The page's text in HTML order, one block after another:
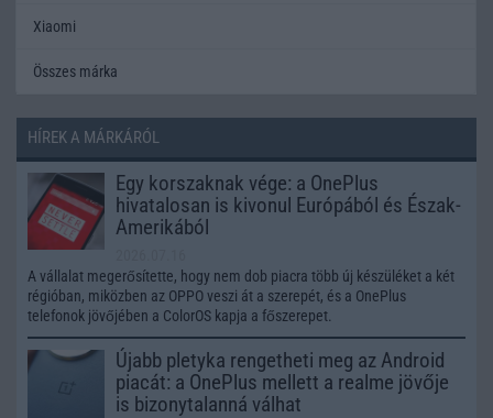
Xiaomi
Összes márka
HÍREK A MÁRKÁRÓL
Egy korszaknak vége: a OnePlus
hivatalosan is kivonul Európából és Észak-
Amerikából
A vállalat megerősítette, hogy nem dob piacra több új készüléket a két
régióban, miközben az OPPO veszi át a szerepét, és a OnePlus
telefonok jövőjében a ColorOS kapja a főszerepet.
Újabb pletyka rengetheti meg az Android
piacát: a OnePlus mellett a realme jövője
is bizonytalanná válhat